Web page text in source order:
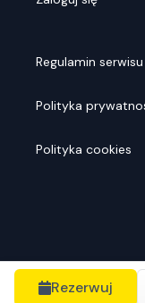
Rezerwuj
Regulamin serwisu
Polityka
Polityka cookies
© Rentools